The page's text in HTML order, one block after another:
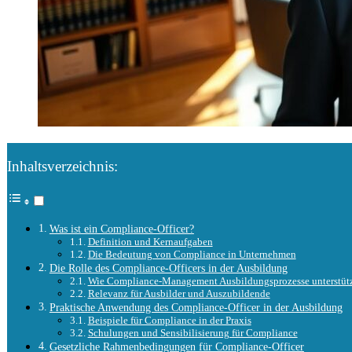
Inhaltsverzeichnis:
Was ist ein Compliance-Officer?
Definition und Kernaufgaben
Die Bedeutung von Compliance in Unternehmen
Die Rolle des Compliance-Officers in der Ausbildung
Wie Compliance-Management Ausbildungsprozesse
Relevanz für Ausbilder und Auszubildende
Praktische Anwendung des Compliance-Officer in der Ausbildung
Beispiele für Compliance in der Praxis
Schulungen und Sensibilisierung für Compliance
Gesetzliche Rahmenbedingungen für Compliance-Officer